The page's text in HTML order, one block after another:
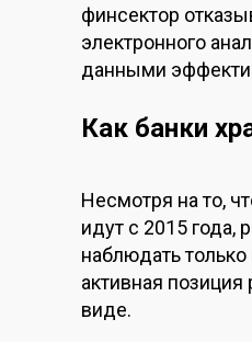
финсектор
электронного
данными
Как банки
Несмотря на то,
идут с 2015
наблюдать
активная
виде.